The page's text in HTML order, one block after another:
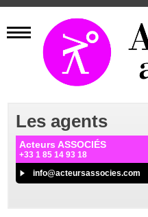
Les agents
Acteurs ASSOCIÉS
+33 1 85 14 93 18
info@acteursassocies.com